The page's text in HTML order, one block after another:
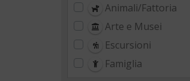
Animali/Fattoria
Arte e Musei
Escursioni
Famiglia